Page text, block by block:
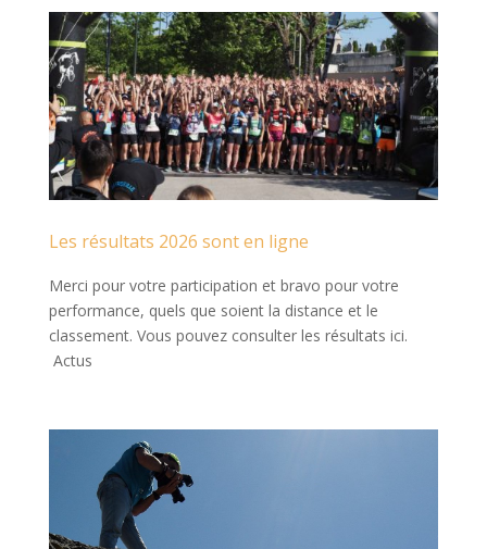
Les résultats 2026 sont en ligne
Merci pour votre participation et bravo pour votre
performance, quels que soient la distance et le
classement. Vous pouvez consulter les résultats ici.
Actus